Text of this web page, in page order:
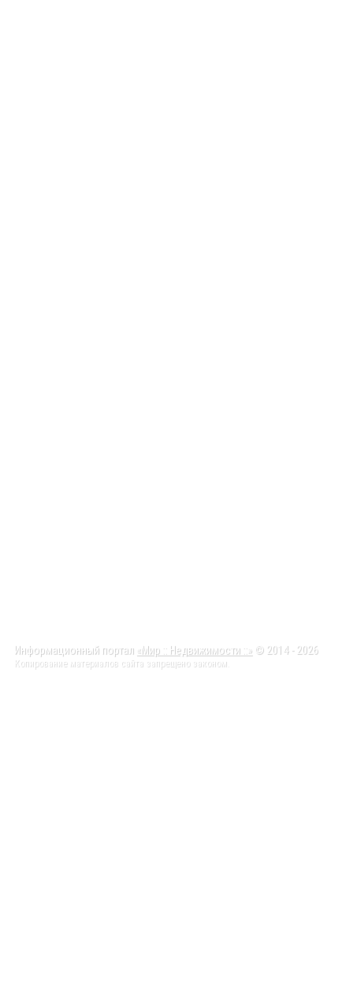
Информационный портал «Мир :: Недвижимости ::» © 2014 - 2026
Копирование материалов сайта запрещено законом.